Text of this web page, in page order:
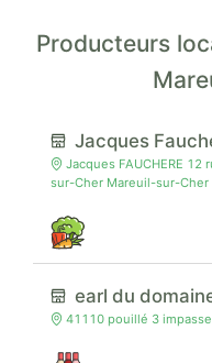
Producteurs
Jacques
Jacques FAUCHERE
sur-Cher Mareuil-sur-Cher
earl du
41110 pouillé 3